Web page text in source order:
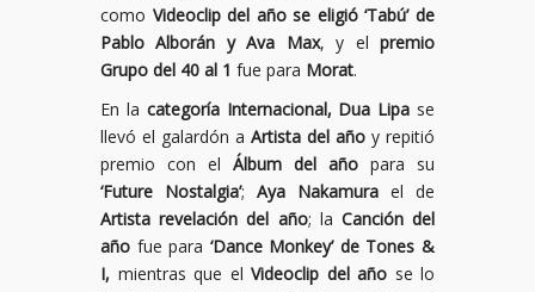
como Videoclip del año se eligió ‘Tabú’ de
Pablo Alborán y Ava Max, y elpremio
Grupo del 40 al 1 fue para Morat.
En la categoría Internacional, Dua Lipa se
llevó el galardón a Artista del año y repitió
premio con el Álbum del año para su
‘Future Nostalgia’; Aya Nakamura el de
Artista revelación del año; la Canción del
año fue para ‘Dance Monkey’ de Tones &
I, mientras que el Videoclip del año se lo